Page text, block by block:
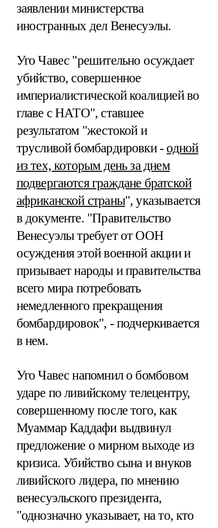
заявлении министерства
иностранных дел Венесуэлы.
Уго Чавес "решительно осуждает
убийство, совершенное
империалистической коалицией во
главе с НАТО", ставшее
результатом "жестокой и
трусливой бомбардировки - одной
из тех, которым день за днем
подвергаются граждане братской
африканской страны", указывается
в документе. "Правительство
Венесуэлы требует от ООН
осуждения этой военной акции и
призывает народы и правительства
всего мира потребовать
немедленного прекращения
бомбардировок", - подчеркивается
в нем.
Уго Чавес напомнил о бомбовом
ударе по ливийскому телецентру,
совершенному после того, как
Муаммар Каддафи выдвинул
предложение о мирном выходе из
кризиса. Убийство сына и внуков
ливийского лидера, по мнению
венесуэльского президента,
"однозначно указывает, на то, кто